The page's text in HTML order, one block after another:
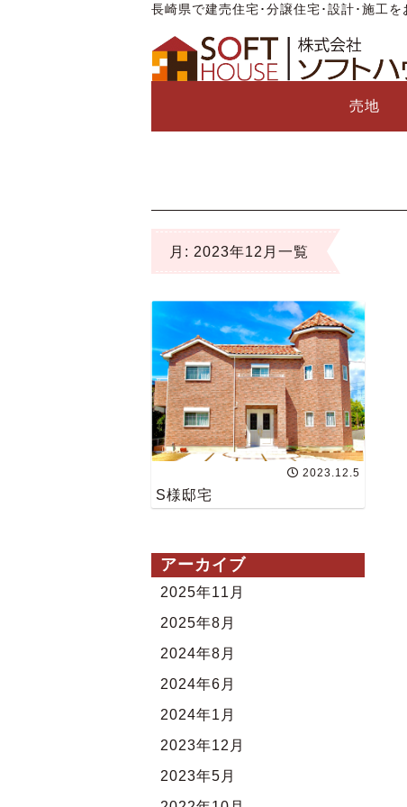
長崎県で建売住宅･分譲住宅･設計･施工を
売地
月: 2023年12月 一覧
2023.12.5
S様邸宅
アーカイブ
2025年11月
2025年8月
2024年8月
2024年6月
2024年1月
2023年12月
2023年5月